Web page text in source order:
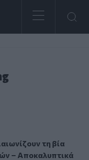
τη βία κατά
τη βία
– Αποκαλυπτικά